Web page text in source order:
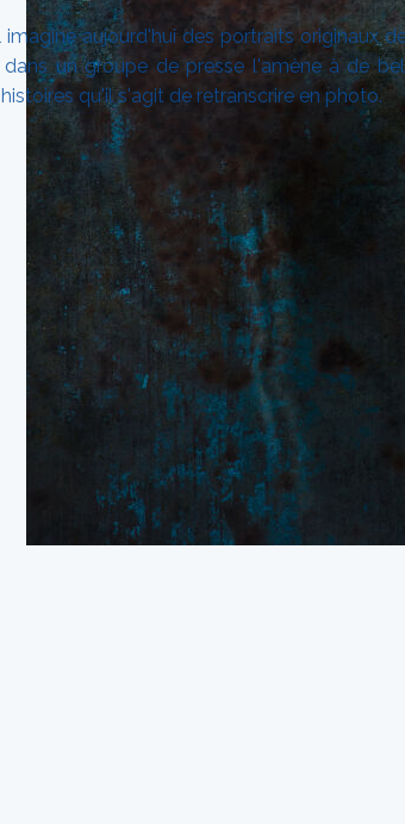
imagine aujourd'hui des portraits originaux
dans un groupe de presse l'amène à de
qu'il s'agit de retranscrire en photo.